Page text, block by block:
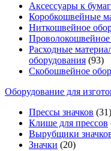
Аксессуары к
Коробкошвейные
Ниткошвейное
Проволокошвейное
Расходные
оборудования (93)
Скобошвейное
Оборудование для
Прессы значков (31)
Клише для прессов
Вырубщики
Значки (20)